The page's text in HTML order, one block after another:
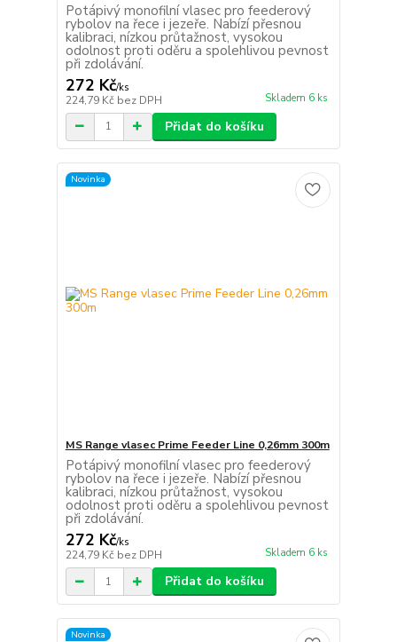
Potápivý monofilní vlasec pro feederový
rybolov na řece i jezeře. Nabízí přesnou
kalibraci, nízkou průtažnost, vysokou
odolnost proti oděru a spolehlivou pevnost
při zdolávání.
272 Kč/ks
224,79 Kč bez DPH Skladem 6 ks
Přidat do košíku
Novinka
MS Range vlasec Prime Feeder Line 0,26mm 300m
Potápivý monofilní vlasec pro feederový
rybolov na řece i jezeře. Nabízí přesnou
kalibraci, nízkou průtažnost, vysokou
odolnost proti oděru a spolehlivou pevnost
při zdolávání.
272 Kč/ks
224,79 Kč bez DPH Skladem 6 ks
Přidat do košíku
Novinka